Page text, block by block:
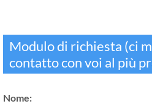
Modulo di richiesta (ci
contatto con voi al più
Nome: